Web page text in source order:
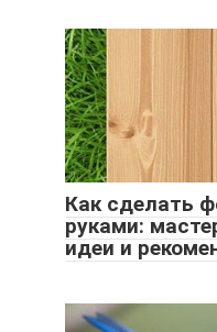
Как сделать
руками:
идеи и